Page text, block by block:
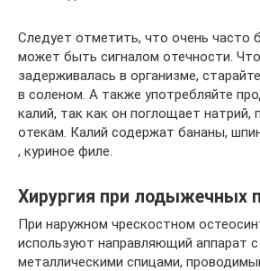
Следует отметить, что очень часто
может быть сигналом отечности.
задерживалась в организме,
в соленом. А также употребляйте
калий, так как он поглощает натрий,
отекам. Калий содержат бананы,
, куриное филе.
Хирургия при лодыжечных
При наружном чрескостном
используют направляющий аппарат
металлическими спицами,